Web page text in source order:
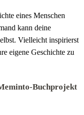
eines Menschen
kann deine
Vielleicht inspirierst
eigene Geschichte zu
Buchprojekt